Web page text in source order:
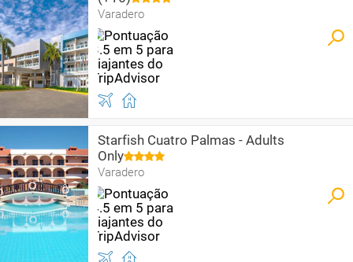
Varadero
Starfish Cuatro Palmas - Adults
Only
Varadero